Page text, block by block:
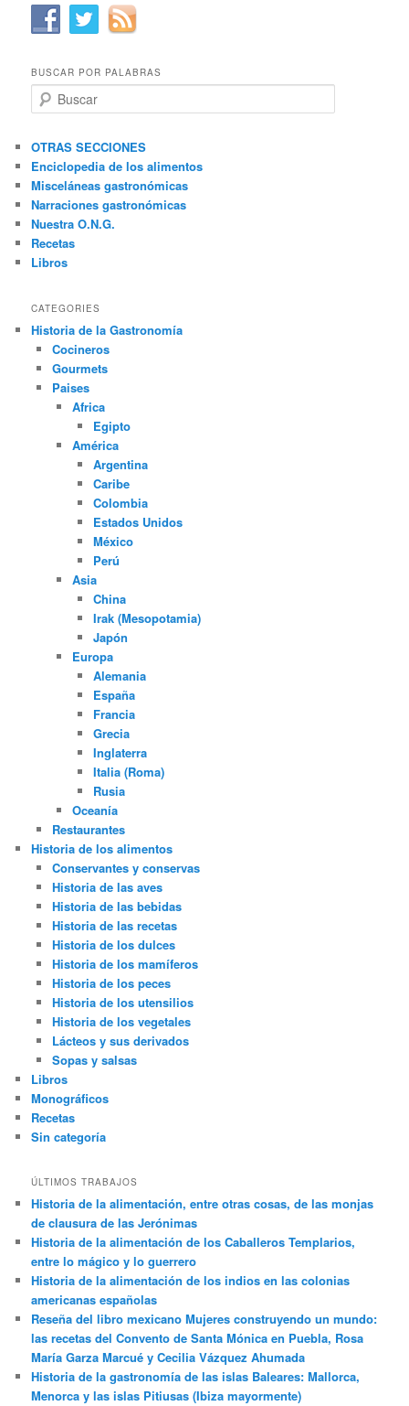
BUSCAR POR PALABRAS
u
c
a
r
OTRAS SECCIONES
Enciclopedia de los alimentos
Misceláneas gastronómicas
Narraciones gastronómicas
Nuestra O.N.G.
Recetas
Libros
CATEGORIES
Historia de la Gastronomía
Cocineros
Gourmets
Paises
Africa
Egipto
América
Argentina
Caribe
Colombia
Estados Unidos
México
Perú
Asia
China
Irak (Mesopotamia)
Japón
Europa
Alemania
España
Francia
Grecia
Inglaterra
Italia (Roma)
Rusia
Oceanía
Restaurantes
Historia de los alimentos
Conservantes y conservas
Historia de las aves
Historia de las bebidas
Historia de las recetas
Historia de los dulces
Historia de los mamíferos
Historia de los peces
Historia de los utensilios
Historia de los vegetales
Lácteos y sus derivados
Sopas y salsas
Libros
Monográficos
Recetas
Sin categoría
ÚLTIMOS TRABAJOS
Historia de la alimentación, entre otras cosas, de las monjas
de clausura de las Jerónimas
Historia de la alimentación de los Caballeros Templarios,
entre lo mágico y lo guerrero
Historia de la alimentación de los indios en las colonias
americanas españolas
Reseña del libro mexicano Mujeres construyendo un mundo:
las recetas del Convento de Santa Mónica en Puebla, Rosa
María Garza Marcué y Cecilia Vázquez Ahumada
Historia de la gastronomía de las islas Baleares: Mallorca,
Menorca y las islas Pitiusas (Ibiza mayormente)